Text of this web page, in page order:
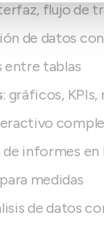
flujo de
de datos
entre tablas
: gráficos,
informes en
medidas
de datos